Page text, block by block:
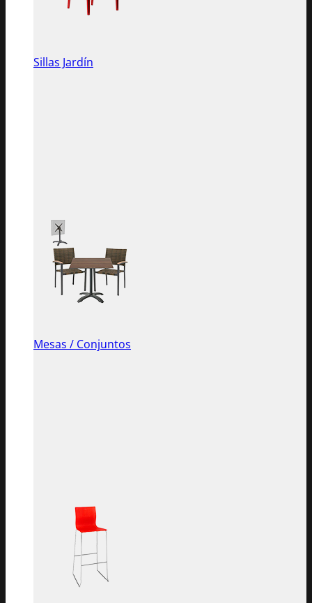
Sillas Jardín
Mesas / Conjuntos